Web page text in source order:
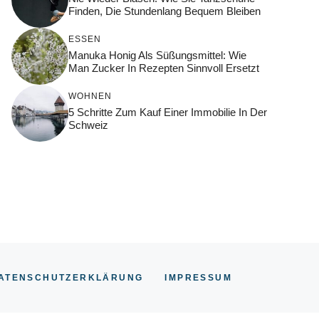
Finden, Die Stundenlang Bequem Bleiben
ESSEN
Manuka Honig Als Süßungsmittel: Wie
Man Zucker In Rezepten Sinnvoll Ersetzt
WOHNEN
5 Schritte Zum Kauf Einer Immobilie In Der
Schweiz
IMPRESSUM